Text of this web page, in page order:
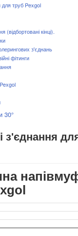
для труб Pexgol
(відбортовані кінці).
з'єднань
фітинги
30°
з'єднання